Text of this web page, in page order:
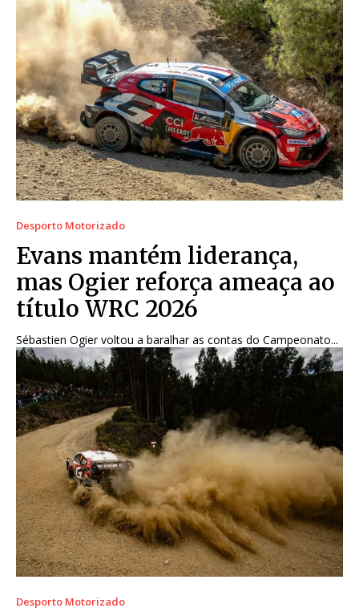
Desporto Motorizado
Evans mantém liderança,
mas Ogier reforça ameaça ao
título WRC 2026
Sébastien Ogier voltou a baralhar as contas do Campeonato...
Desporto Motorizado